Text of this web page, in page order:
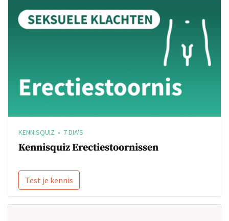
KENNISQUIZ • 7 DIA'S
Kennisquiz Erectiestoornissen
Test je kennis